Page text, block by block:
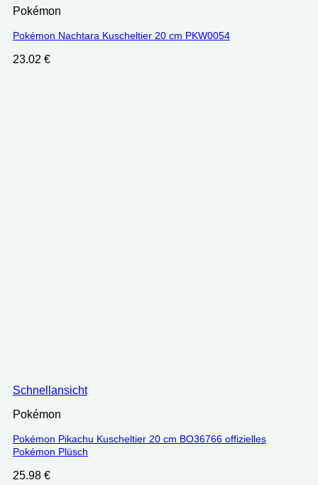
Pokémon
Pokémon Nachtara Kuscheltier 20 cm PKW0054
23.02 €
Schnellansicht
Pokémon
Pokémon Pikachu Kuscheltier 20 cm BO36766 offizielles
Pokémon Plüsch
25.98 €